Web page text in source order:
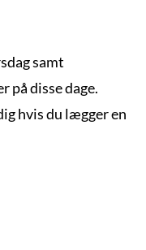
samt
på disse dage.
hvis du lægger en